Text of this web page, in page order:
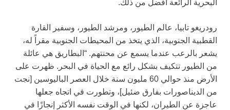
البحرية الرائعة أفضل من ذلك.
رودريغو تابيا، عالم الطيور، ومرشد الطيور، وسفير القارة
القطبية الجنوبية، الذي يتخذ من المحيطات الجنوبية مقراً له،
يشعر بالرعب عندما يسمع عن محنتهم. “البطاريق هي عائلة
من الطيور تتكيف بشكل رائع مع الحياة في البحر. ظهرت على
الأرض منذ حوالي 60 مليون سنة خلال العصر الباليوسين [نجت
من الديناصورات بفارق ضئيل]، وتطورت في اتجاه جعلها
عاجزة عن الطيران، لكنها في الوقت نفسه الأكثر إنجازًا في